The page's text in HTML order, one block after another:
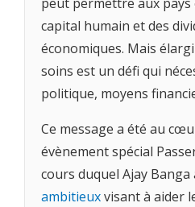
capital humain et des
économiques. Mais
soins est un défi qui
politique, moyens
Ce message a été au
évènement spécial
cours duquel Ajay Banga
ambitieuxvisant à aider